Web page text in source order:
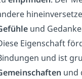
und
Eigenschaft
und ist
und